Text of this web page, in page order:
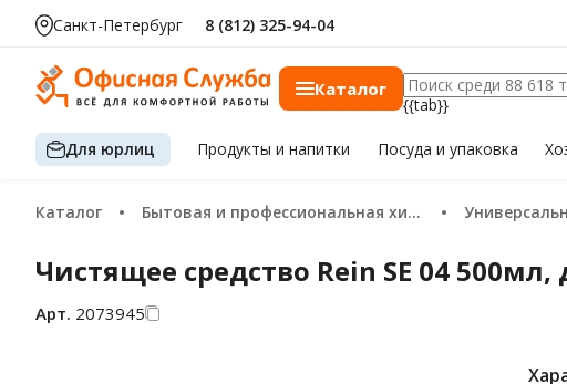
Санкт-Петербург 8 (812) 325-94-04
Каталог
{{tab}}
Для юрлиц Продуктыи напитки Посуда и упаковка
Каталог Бытовая и профессиональная химия Универсальные
Чистящее средство Rein SE 04
Арт. 2073945